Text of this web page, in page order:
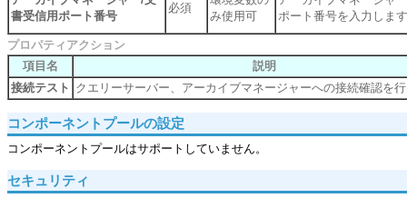
書受信用ポート番号
必須
み使用可
ポート番号を入力しま
プロパティアクション
項目名
説明
接続テスト クエリーサーバー、アーカイブマネージャーへの接続確認を
コンポーネントプールの設定
コンポーネントプールはサポートしていません。
セキュリティ